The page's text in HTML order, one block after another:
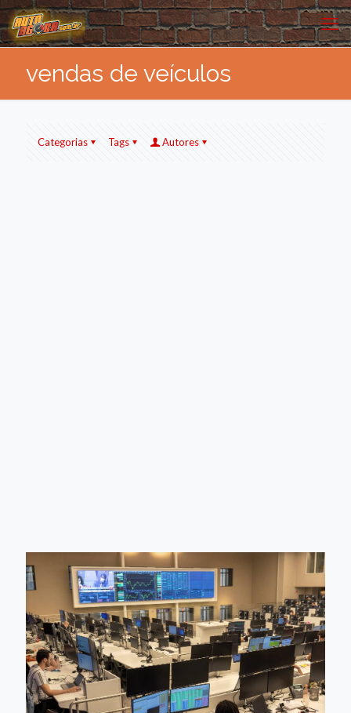
vendas de veículos
Categorias Tags Autores